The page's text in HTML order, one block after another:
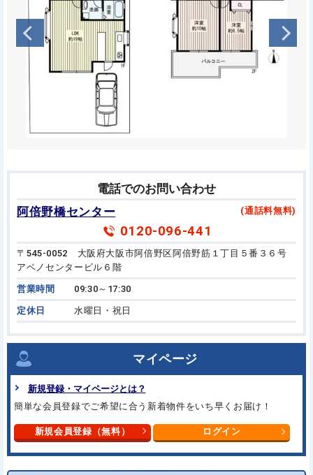
電話でのお問い合わせ
阿倍野橋センター
(通話料無料)
0120-096-441
〒545-0052 大阪府大阪市阿倍野区阿倍野筋１丁目５番３６号
アベノセンタービル６階
営業時間 09:30～17:30
定休日 水曜日・祝日
マイページ
新規登録・マイページとは？
簡単な会員登録でご希望に合う 新着物件をいち早くお届け！
新規会員登録（無料） ログイン